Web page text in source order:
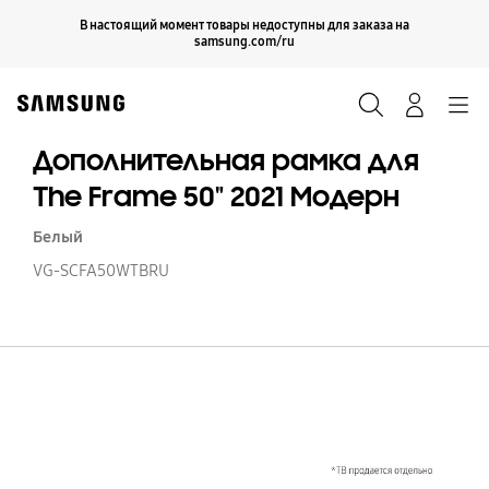
В настоящий момент товары недоступны для заказа на
samsung.com/ru
Продолжить
Дополнительная рамка для
The Frame 50" 2021 Модерн
Белый
VG-SCFA50WTBRU